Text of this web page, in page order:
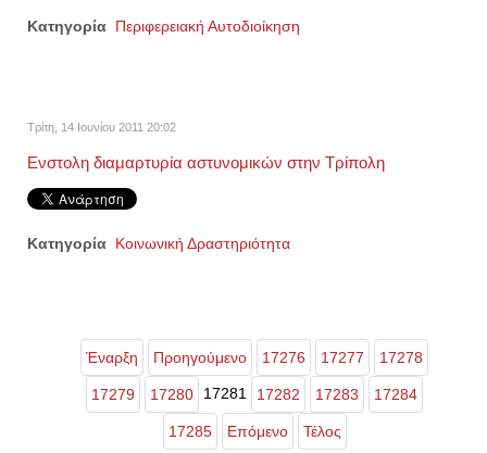
Κατηγορία Περιφερειακή Αυτοδιοίκηση
Τρίτη, 14 Ιουνίου 2011 20:02
Eνστολη διαμαρτυρία αστυνομικών στην Τρίπολη
Κατηγορία Κοινωνική Δραστηριότητα
Έναρξη Προηγούμενο 17276 17277 17278
17279 17280 17281 17282 17283 17284
17285 Επόμενο Τέλος